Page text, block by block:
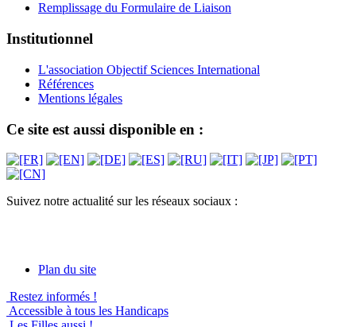
Remplissage du Formulaire de Liaison
Institutionnel
L'association Objectif Sciences International
Références
Mentions légales
Ce site est aussi disponible en :
Suivez notre actualité sur les réseaux sociaux :
Plan du site
Restez informés !
Accessible à tous les Handicaps